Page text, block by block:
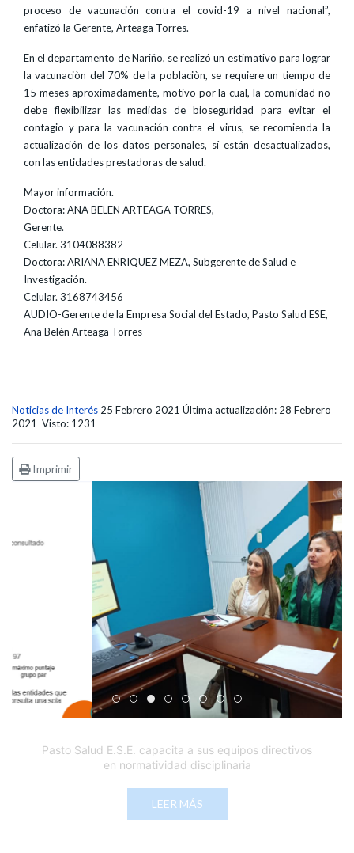
proceso de vacunación contra el covid-19 a nivel nacional”,
enfatizó la Gerente, Arteaga Torres.
En el departamento de Nariño, se realizó un estimativo para lograr
la vacunaciòn del 70% de la poblaciòn, se requiere un tiempo de
15 meses aproximadamente, motivo por la cual, la comunidad no
debe flexibilizar las medidas de bioseguridad para evitar el
contagio y para la vacunación contra el virus, se recomienda la
actualización de los datos personales, sí están desactualizados,
con las entidades prestadoras de salud.
Mayor información.
Doctora: ANA BELEN ARTEAGA TORRES,
Gerente.
Celular. 3104088382
Doctora: ARIANA ENRIQUEZ MEZA, Subgerente de Salud e
Investigación.
Celular. 3168743456
AUDIO-Gerente de la Empresa Social del Estado, Pasto Salud ESE,
Ana Belèn Arteaga Torres
Noticias de Interés 25 Febrero 2021 Última actualización: 28 Febrero
2021 Visto: 1231
Imprimir
Edicto Emplazatorio a los Afiliados en el Régimen
Pasto Salud ESE lidera gestión institucional
Pasto Salud E.S.E. capacita a sus equipos
Último día para inscripciones en
Viceministro garantiza
Mil pesos que salvan vidas:
Cápsula 18-26 - Reporte
Cápsula 17-26 -
Pasto Salud E.S.E. capacita a sus equipos directivos
en normatividad disciplinaria
LEER MÁS